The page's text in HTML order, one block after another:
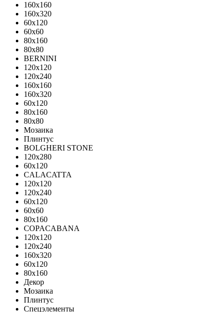
160x160
160x320
60x120
60x60
80x160
80x80
BERNINI
120x120
120x240
160x160
160x320
60x120
80x160
80x80
Мозаика
Плинтус
BOLGHERI STONE
120x280
60x120
CALACATTA
120x120
120x240
60x120
60x60
80x160
COPACABANA
120x120
120x240
160x320
60x120
80x160
Декор
Мозаика
Плинтус
Спецэлементы